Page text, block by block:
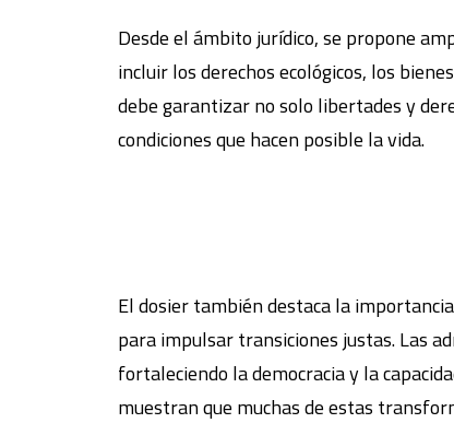
Desde el ámbito jurídico, se propone
incluir los derechos ecológicos, los
debe garantizar no solo libertades y
condiciones que hacen posible la vida.
El dosier también destaca la
para impulsar transiciones justas. Las
fortaleciendo la democracia y la
muestran que muchas de estas